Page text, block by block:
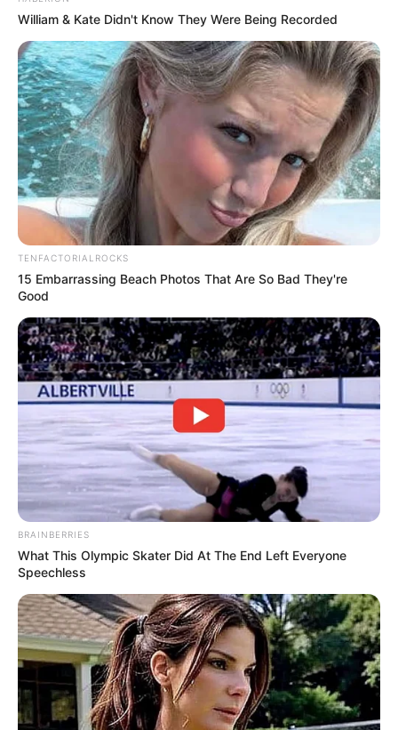
William & Kate Didn't Know They Were Being Recorded
TENFACTORIALROCKS
15 Embarrassing Beach Photos That Are So Bad They're
Good
BRAINBERRIES
What This Olympic Skater Did At The End Left Everyone
Speechless